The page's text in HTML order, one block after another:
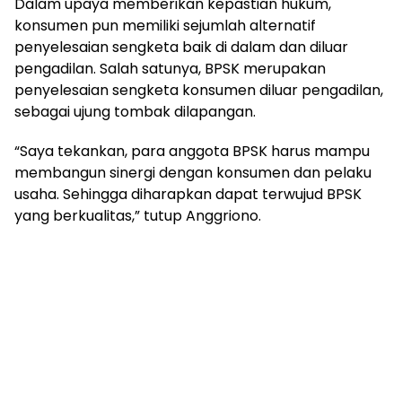
konsumen pun memiliki sejumlah alternatif
penyelesaian sengketa baik di dalam dan diluar
pengadilan. Salah satunya, BPSK merupakan
penyelesaian sengketa konsumen diluar pengadilan,
sebagai ujung tombak dilapangan.
“Saya tekankan, para anggota BPSK harus mampu
membangun sinergi dengan konsumen dan pelaku
usaha. Sehingga diharapkan dapat terwujud BPSK
yang berkualitas,” tutup Anggriono.